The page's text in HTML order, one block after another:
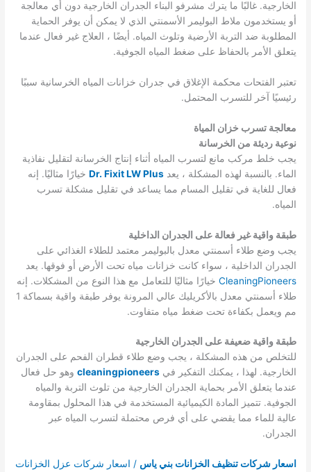
الخارجية. غالبًا ما يترك مشرفو البناء الجدران الخارجية دون أي معالجة
أو يستخدمون ملاط ​​البوليمر الأسمنتي الذي لا يمكن أن يوفر الحماية
المطلوبة ضد التربة الأرضية وتلوث المياه. أيضًا ، العلاج غير فعال عندما
يتعلق الأمر بالحفاظ على ضغط المياه الجوفية.
تعتبر الفتحات محكمة الإغلاق في جدران خزانات المياه الخرسانية سببًا
رئيسيًا آخر للتسرب المحتمل.
معالجة تسرب خزان المياة
نوعية رديئة من الخرسانة
يجب خلط مركب مانع لتسرب المياه أثناء إنتاج الخرسانة لتقليل نفاذية
الماء. بالنسبة لهذه المشكلة ، يعدDr. Fixit LW Plus خيارًا مثاليًا. إنه
فعال للغاية في تقليل المسام مما يساعد في تقليل مشكلة تسرب
المياه.
طبقة واقية غير فعالة على الجدران الداخلية
يجب وضع طلاء أسمنتي معدل بالبوليمر معتمد للطلاء الغذائي على
الجدران الداخلية ، سواء كانت خزانات مياه تحت الأرض أو فوقها. يعد
CleaningPioneers خيارًا مثاليًا للتعامل مع هذا النوع من المشكلات. إنه
طلاء أسمنتي معدل بالأكريليك عالي المرونة يوفر طبقة واقية بسماكة 1
مم ويعمل بكفاءة تحت ضغط مياه متفاوت.
طبقة واقية ضعيفة على الجدران الخارجية
للتخلص من هذه المشكلة ، يجب وضع طلاء قطران الفحم على الجدران
الخارجية. لهذا ، يمكنك التفكير فيcleaningpioneers وهو حل فعال
عندما يتعلق الأمر بحماية الجدران الخارجية من تلوث التربة والمياه
الجوفية. تتميز المادة الكيميائية المستخدمة في هذا المحلول بمقاومة
عالية للماء مما يقضي على أي فرص محتملة لتسرب المياه عبر
الجدران.
اسعار شركات تنظيف الخزانات بني ياس / اسعار شركات عزل الخزانات